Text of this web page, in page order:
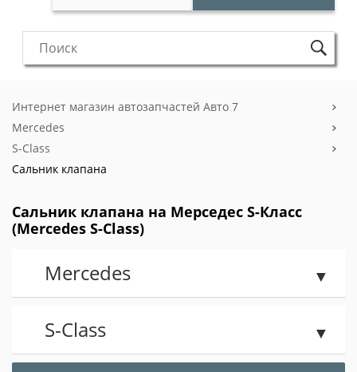
Интернет магазин автозапчастей Авто 7
Mercedes
S-Class
Сальник клапана
Сальник клапана на Мерседес S-Класс
(Mercedes S-Class)
Mercedes
S-Class